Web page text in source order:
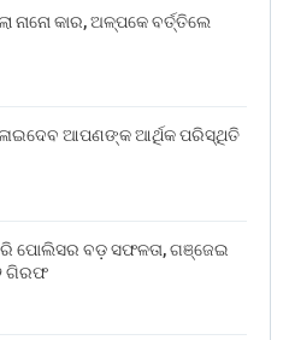
ନାନୋ କାର, ଅଳ୍ପକେ ବର୍ତ୍ତିଲେ
ଆପଣଙ୍କ ଆର୍ଥିକ ପରିସ୍ଥିତି
ବଡ଼ ସଫଳତା, ଗଞ୍ଜେଇ
ଗିରଫ